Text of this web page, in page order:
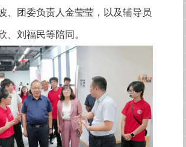
、团委负责人金莹莹，以及辅导员
、刘福民等陪同。